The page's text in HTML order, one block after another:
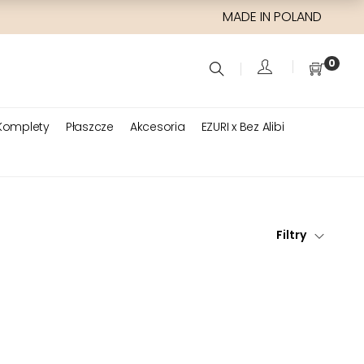
MADE IN POLAND
0
Płaszcze Akcesoria EZURI x Bez Alibi
Filtry